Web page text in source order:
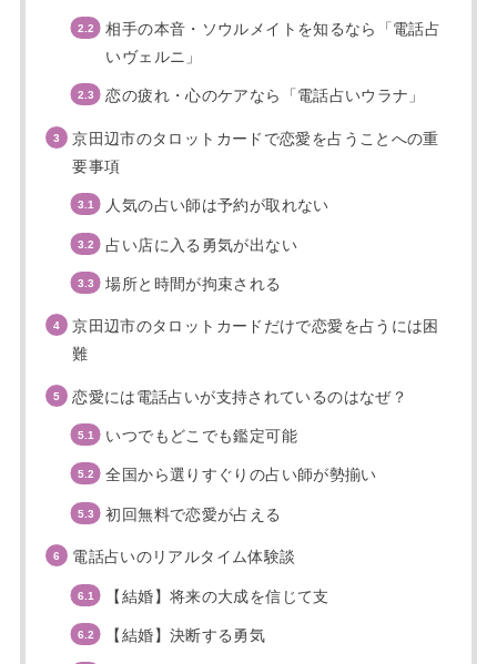
相手の本音・ソウルメイトを知るなら「電話占
いヴェルニ」
恋の疲れ・心のケアなら「電話占いウラナ」
京田辺市のタロットカードで恋愛を占うことへの重
要事項
人気の占い師は予約が取れない
占い店に入る勇気が出ない
場所と時間が拘束される
京田辺市のタロットカードだけで恋愛を占うには困
難
恋愛には電話占いが支持されているのはなぜ？
いつでもどこでも鑑定可能
全国から選りすぐりの占い師が勢揃い
初回無料で恋愛が占える
電話占いのリアルタイム体験談
【結婚】将来の大成を信じて支
【結婚】決断する勇気